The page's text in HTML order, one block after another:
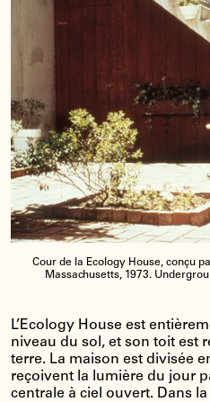
Cour de la Ecology House, conçu
Massachusetts, 1973.
L’Ecology House est
niveau du sol, et son toit est
terre. La maison est divisée
reçoivent la lumière du jour
centrale à ciel ouvert. Dans